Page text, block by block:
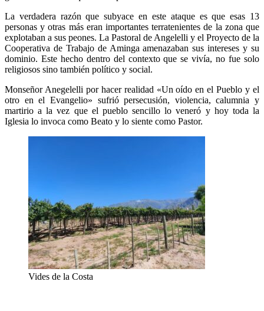
La verdadera razón que subyace en este ataque es que esas 13
personas y otras más eran importantes terratenientes de la zona que
explotaban a sus peones. La Pastoral de Angelelli y el Proyecto de la
Cooperativa de Trabajo de Aminga amenazaban sus intereses y su
dominio. Este hecho dentro del contexto que se vivía, no fue solo
religiosos sino también político y social.
Monseñor Anegelelli por hacer realidad «Un oído en el Pueblo y el
otro en el Evangelio» sufrió persecusión, violencia, calumnia y
martirio a la vez que el pueblo sencillo lo veneró y hoy toda la
Iglesia lo invoca como Beato y lo siente como Pastor.
Vides de la Costa